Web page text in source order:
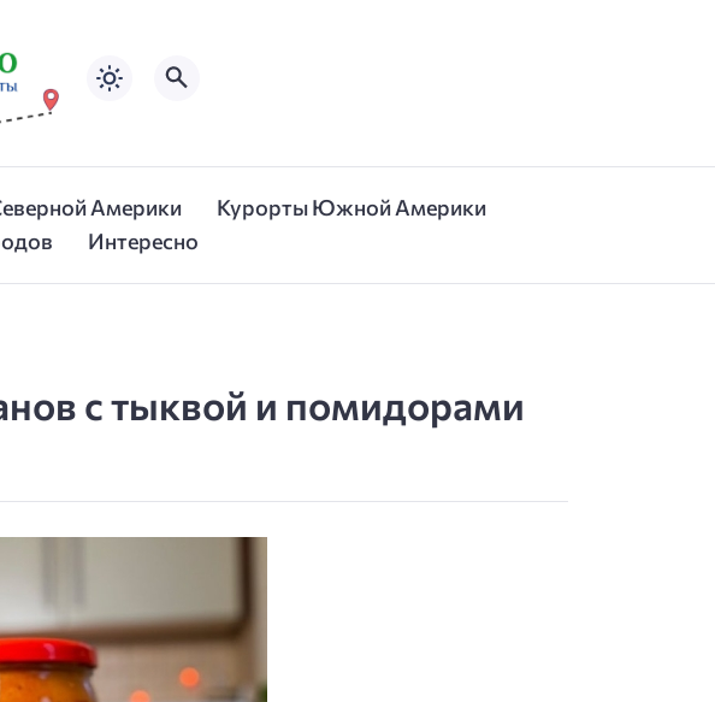
Америки
Курорты Южной Америки
Интересно
с тыквой и помидорами